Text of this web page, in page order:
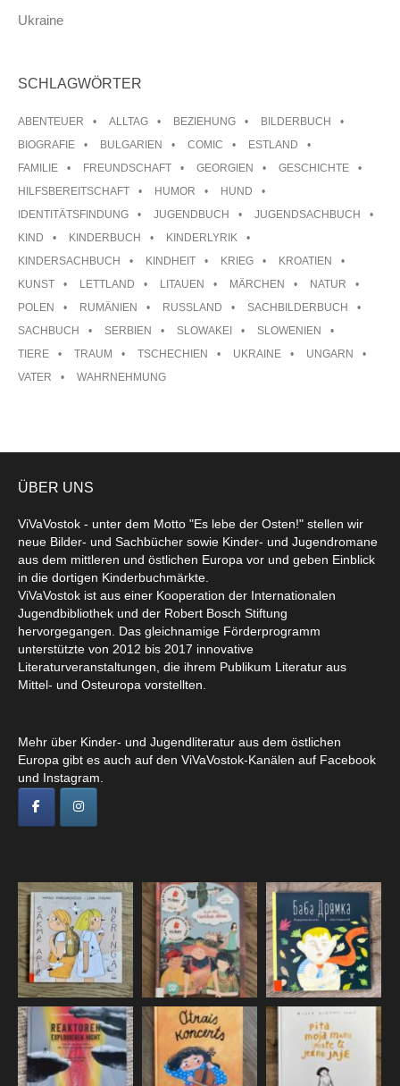
Ukraine
SCHLAGWÖRTER
ABENTEUER ALLTAG BEZIEHUNG
BILDERBUCH
BIOGRAFIE
BULGARIEN COMIC
ESTLAND
FAMILIE
FREUNDSCHAFT GEORGIEN
GESCHICHTE
HILFSBEREITSCHAFT
HUMOR
HUND
IDENTITÄTSFINDUNG
JUGENDBUCH
JUGENDSACHBUCH
KIND
KINDERBUCH
KINDERLYRIK
KINDERSACHBUCH
KINDHEIT KRIEG
KROATIEN
KUNST
LETTLAND LITAUEN MÄRCHEN
NATUR
POLEN
RUMÄNIEN RUSSLAND
SACHBILDERBUCH
SACHBUCH
SERBIEN SLOWAKEI
SLOWENIEN
TIERE
TRAUM TSCHECHIEN UKRAINE
UNGARN
VATER
WAHRNEHMUNG
ÜBER UNS
ViVaVostok - unter dem Motto "Es lebe der Osten!" stellen wir
neue Bilder- und Sachbücher sowie Kinder- und Jugendromane
aus dem mittleren und östlichen Europa vor und geben Einblick
in die dortigen Kinderbuchmärkte.
ViVaVostok ist aus einer Kooperation der Internationalen
Jugendbibliothek und der Robert Bosch Stiftung
hervorgegangen. Das gleichnamige Förderprogramm
unterstützte von 2012 bis 2017 innovative
Literaturveranstaltungen, die ihrem Publikum Literatur aus
Mittel- und Osteuropa vorstellten.
Mehr über Kinder- und Jugendliteratur aus dem östlichen
Europa gibt es auch auf den ViVaVostok-Kanälen auf Facebook
und Instagram.